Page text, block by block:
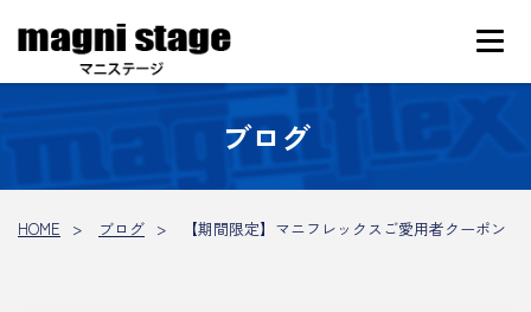
ブログ
HOME ブログ 【期間限定】マニフレックスご愛用者クーポン